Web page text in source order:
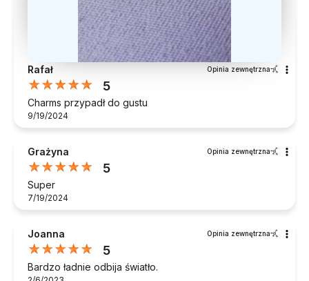
Rafał Opinia zewnętrzna
5
Charms przypadł do gustu
9/19/2024
Grażyna Opinia zewnętrzna
5
Super
7/19/2024
Joanna Opinia zewnętrzna
5
Bardzo ładnie odbija światło.